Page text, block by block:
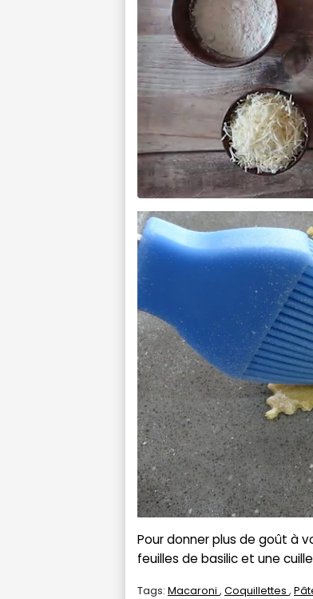
Pour donner plus de goût à
feuilles de basilic et une
Tags: Macaroni Coquillettes